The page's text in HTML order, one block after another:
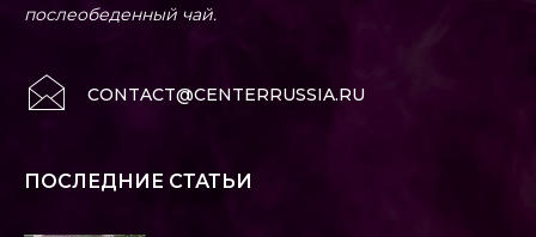
послеобеденный чай.
CONTACT@CENTERRUSSIA.RU
ПОСЛЕДНИЕ СТАТЬИ